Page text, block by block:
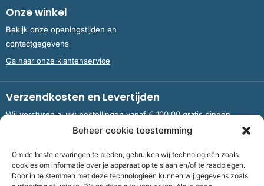
Beheer cookie toestemming
Om de beste ervaringen te bieden, gebruiken wij technologieën zoals
cookies om informatie over je apparaat op te slaan en/of te raadplegen.
Door in te stemmen met deze technologieën kunnen wij gegevens zoals
Onze winkel
Bekijk onze openingstijden en
contactgegevens
Ga naar onze klantenservice
Verzendkosten en Levertijden
Wij versturen al uw bestellingen vanaf € 100,00 gratis binnen
Nederland en België.
Meer informatie over verzendkosten en levertijden